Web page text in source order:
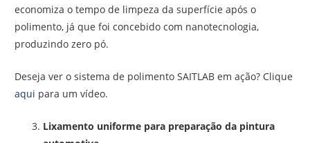
economiza o tempo de limpeza da superfície após o
polimento, já que foi concebido com nanotecnologia,
produzindo zero pó.
Deseja ver o sistema de polimento SAITLAB em ação? Clique
aqui para um vídeo.
Lixamento uniforme para preparação da pintura